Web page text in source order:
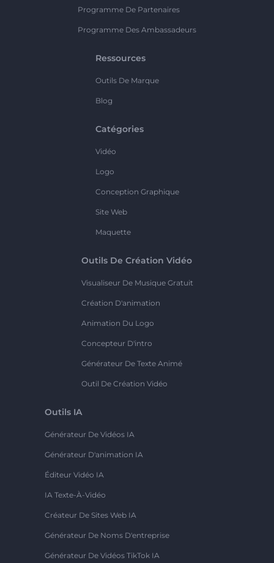
Programme De Partenaires
Programme Des Ambassadeurs
Ressources
Outils De Marque
Blog
Catégories
Vidéo
Logo
Conception Graphique
Site Web
Maquette
Outils De Création Vidéo
Visualiseur De Musique Gratuit
Création D'animation
Animation Du Logo
Concepteur D'intro
Générateur De Texte Animé
Outil De Création Vidéo
Outils IA
Générateur De Vidéos IA
Générateur D'animation IA
Éditeur Vidéo IA
IA Texte-À-Vidéo
Créateur De Sites Web IA
Générateur De Noms D'entreprise
Générateur De Vidéos TikTok IA